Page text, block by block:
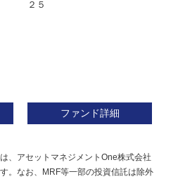
２５
ファンド詳細
、アセットマネジメントOne株式会社
。なお、MRF等一部の投資信託は除外